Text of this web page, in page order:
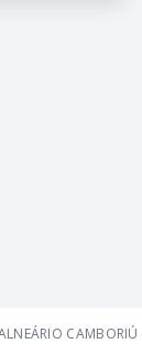
CAMBORIÚ